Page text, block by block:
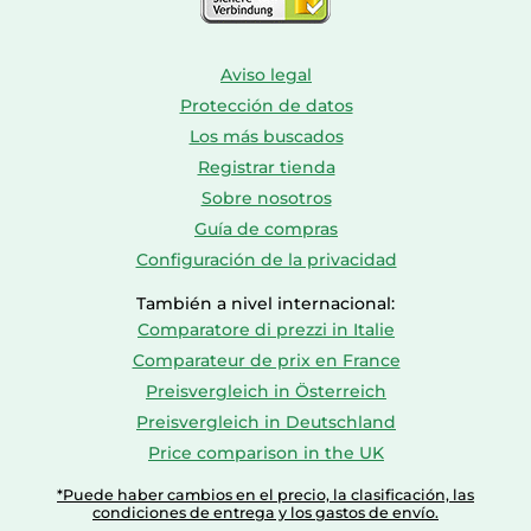
Aviso legal
Protección de datos
Los más buscados
Registrar tienda
Sobre nosotros
Guía de compras
Configuración de la privacidad
También a nivel internacional:
Comparatore di prezzi in Italie
Comparateur de prix en France
Preisvergleich in Österreich
Preisvergleich in Deutschland
Price comparison in the UK
*Puede haber cambios en el precio, la clasificación, las
condiciones de entrega y los gastos de envío.